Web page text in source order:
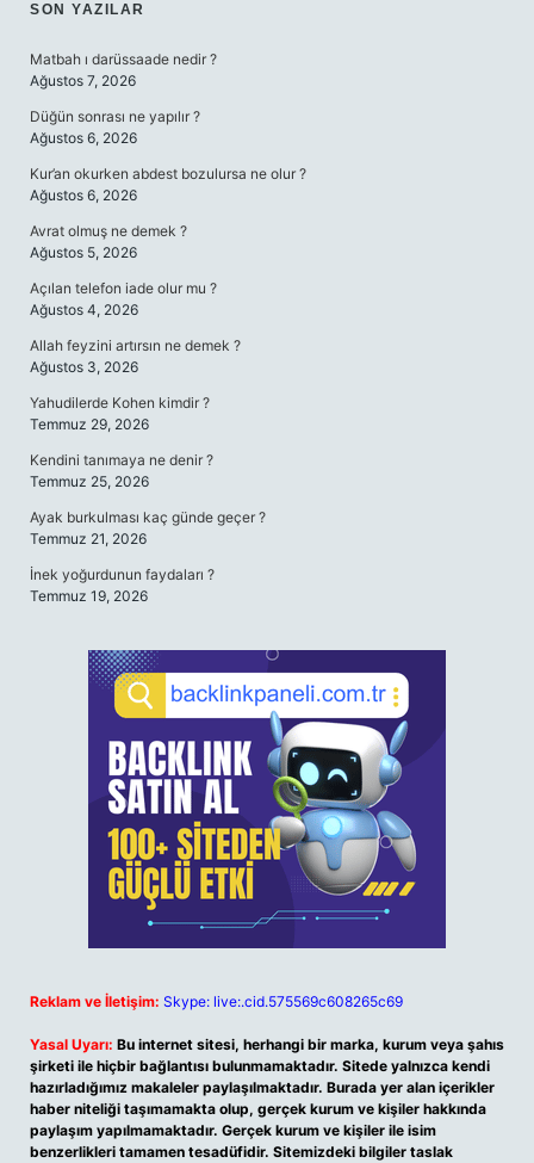
SIDEBAR
SON YAZILAR
Matbah ı darüssaade nedir ?
Ağustos 7, 2026
Düğün sonrası ne yapılır ?
Ağustos 6, 2026
Kur’an okurken abdest bozulursa ne olur ?
Ağustos 6, 2026
Avrat olmuş ne demek ?
Ağustos 5, 2026
Açılan telefon iade olur mu ?
Ağustos 4, 2026
Allah feyzini artırsın ne demek ?
Ağustos 3, 2026
Yahudilerde Kohen kimdir ?
Temmuz 29, 2026
Kendini tanımaya ne denir ?
Temmuz 25, 2026
Ayak burkulması kaç günde geçer ?
Temmuz 21, 2026
İnek yoğurdunun faydaları ?
Temmuz 19, 2026
Reklam ve İletişim: Skype: live:.cid.575569c608265c69
Yasal Uyarı: Bu internet sitesi, herhangi bir marka, kurum veya şahıs
şirketi ile hiçbir bağlantısı bulunmamaktadır. Sitede yalnızca kendi
hazırladığımız makaleler paylaşılmaktadır. Burada yer alan içerikler
haber niteliği taşımamakta olup, gerçek kurum ve kişiler hakkında
paylaşım yapılmamaktadır. Gerçek kurum ve kişiler ile isim
benzerlikleri tamamen tesadüfidir. Sitemizdeki bilgiler taslak